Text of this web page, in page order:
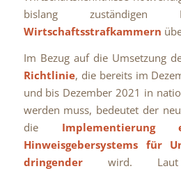
bislang zuständigen
Wirtschaftsstrafkammern
Im Bezug auf die Umsetzung
Richtlinie, die bereits im
und bis Dezember 2021 in
werden muss, bedeutet der
die Implementierung
Hinweisgebersystems für
dringenderwird. Laut